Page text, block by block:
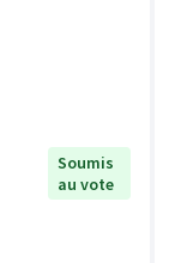
Soumis
au vote